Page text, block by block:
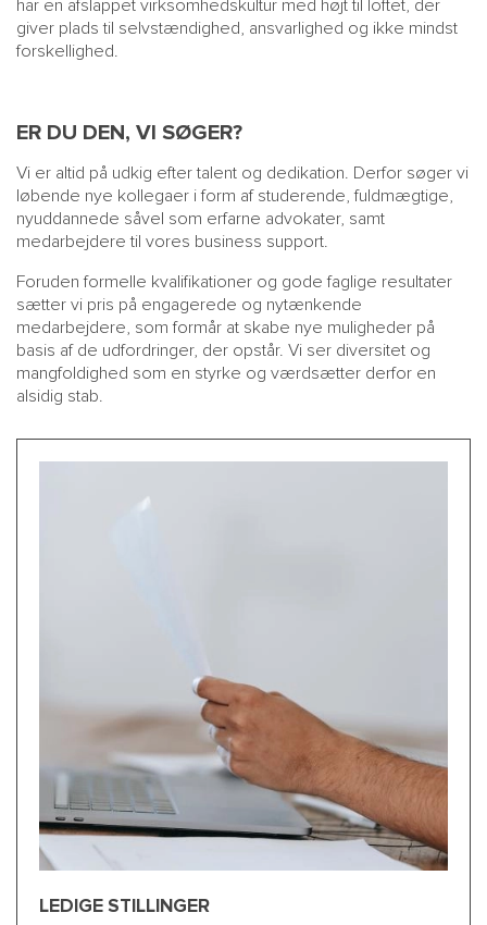
har en afslappet virksomhedskultur med højt til loftet, der
giver plads til selvstændighed, ansvarlighed og ikke mindst
forskellighed.
ER DU DEN, VI SØGER?
Vi er altid på udkig efter talent og dedikation. Derfor søger vi
løbende nye kollegaer i form af studerende, fuldmægtige,
nyuddannede såvel som erfarne advokater, samt
medarbejdere til vores business support.
Foruden formelle kvalifikationer og gode faglige resultater
sætter vi pris på engagerede og nytænkende
medarbejdere, som formår at skabe nye muligheder på
basis af de udfordringer, der opstår. Vi ser diversitet og
mangfoldighed som en styrke og værdsætter derfor en
alsidig stab.
LEDIGE STILLINGER